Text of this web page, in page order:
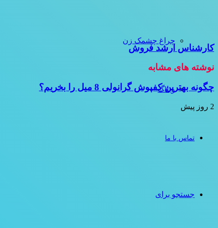
چراغ چشمک زن
وبلاگ
تماس با ما
جستجو برای
کارشناس ارشد فروش
نوشته های مشابه
چگونه بهترین کفپوش گرانولی 8 میل را بخریم؟
2 روز پیش